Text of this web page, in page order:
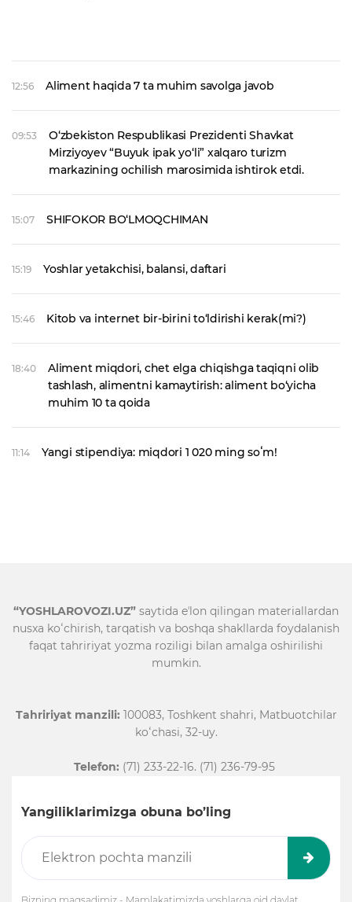
12:56 Aliment haqida 7 ta muhim savolga javob
09:53
O‘zbekiston Respublikasi Prezidenti Shavkat
Mirziyoyev “Buyuk ipak yo‘li” xalqaro turizm
markazining ochilish marosimida ishtirok etdi.
15:07 SHIFOKOR BO‘LMOQCHIMAN
15:19 Yoshlar yetakchisi, balansi, daftari
15:46 Kitob va internet bir-birini to‘ldirishi kerak(mi?)
18:40
Aliment miqdori, chet elga chiqishga taqiqni olib
tashlash, alimentni kamaytirish: aliment bo‘yicha
muhim 10 ta qoida
11:14 Yangi stipendiya: miqdori 1 020 ming soʻm!
“YOSHLAROVOZI.UZ” saytida eʼlon qilingan materiallardan
nusxa koʻchirish, tarqatish va boshqa shakllarda foydalanish
faqat tahririyat yozma roziligi bilan amalga oshirilishi
mumkin.
Tahririyat manzili: 100083, Toshkent shahri, Matbuotchilar
koʻchasi, 32-uy.
Telefon: (71) 233-22-16. (71) 236-79-95
Yangiliklarimizga obuna bo’ling